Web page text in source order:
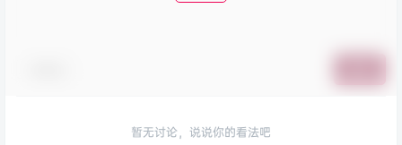
暂无讨论，说说你的看法吧